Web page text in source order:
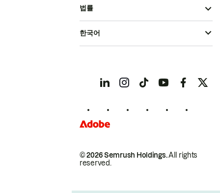
© 2026 Semrush Holdings.All rights
reserved.
법률
한국어